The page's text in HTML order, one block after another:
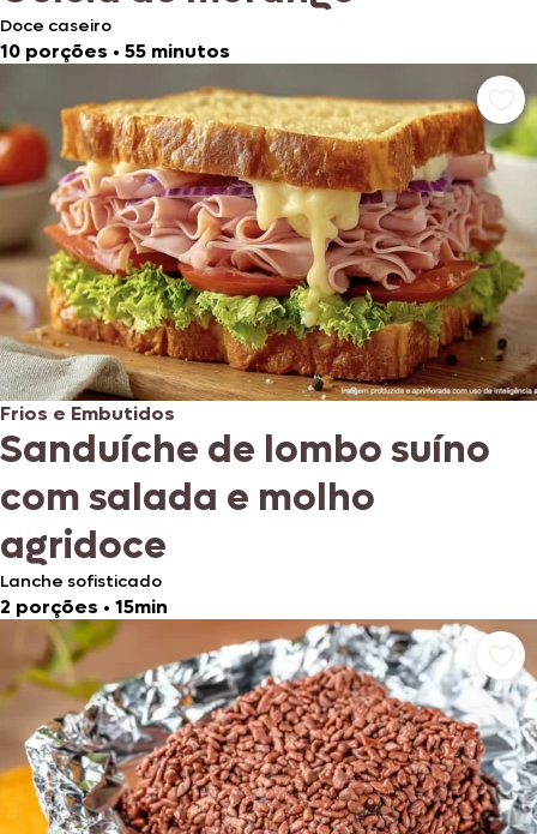
Doce caseiro
10 porções • 55 minutos
Frios e Embutidos
Sanduíche de lombo suíno
com salada e molho
agridoce
Lanche sofisticado
2 porções • 15min